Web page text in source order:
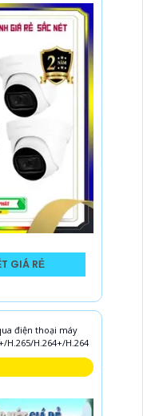
GIÁ RẺ
điện thoại máy
H.264+/H.264